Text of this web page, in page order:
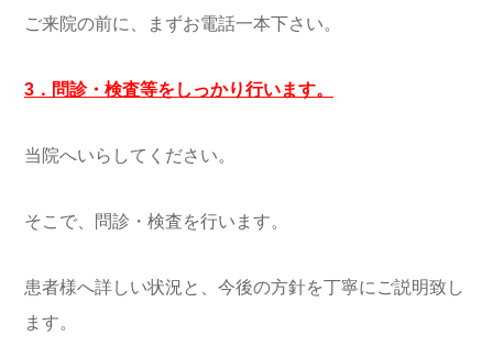
ご来院の前に、まずお電話一本下さい。
3．問診・検査等をしっかり行います。
当院へいらしてください。
そこで、問診・検査を行います。
患者様へ詳しい状況と、今後の方針を丁寧にご説明致し
ます。